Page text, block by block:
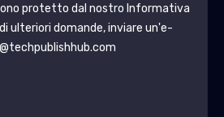
protetto dal nostro Informativa
ulteriori domande, inviare un'e-